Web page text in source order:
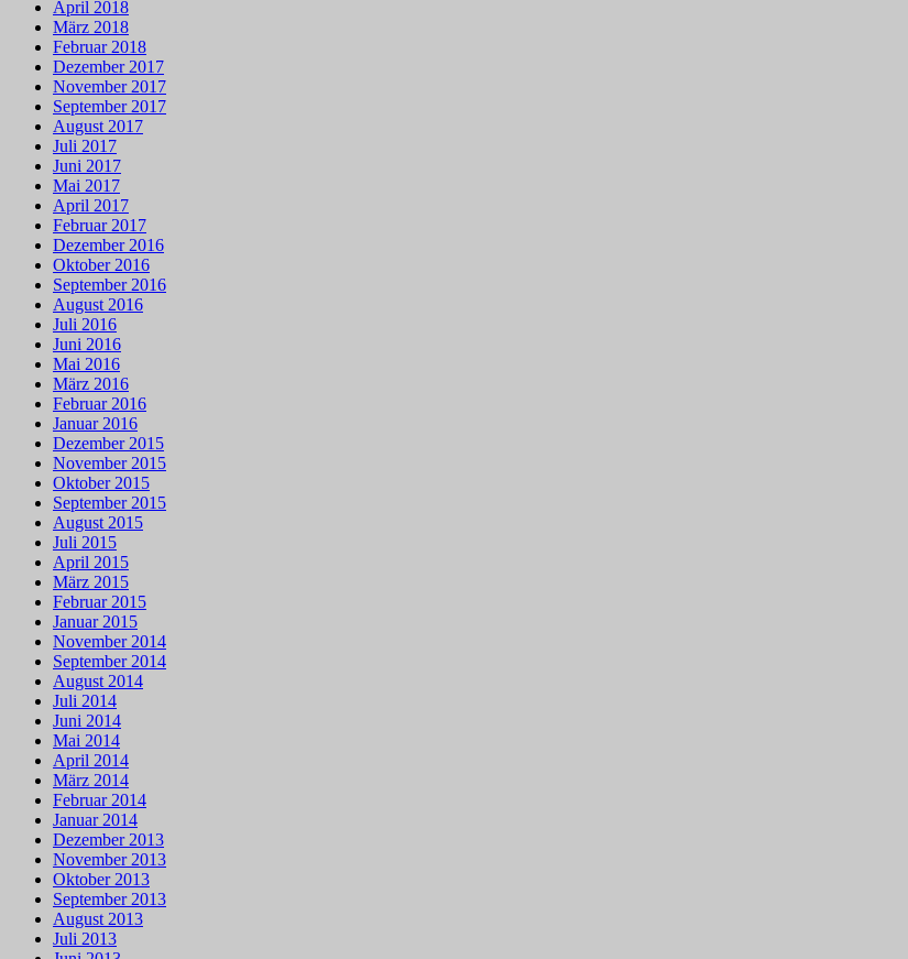
April 2018
März 2018
Februar 2018
Dezember 2017
November 2017
September 2017
August 2017
Juli 2017
Juni 2017
Mai 2017
April 2017
Februar 2017
Dezember 2016
Oktober 2016
September 2016
August 2016
Juli 2016
Juni 2016
Mai 2016
März 2016
Februar 2016
Januar 2016
Dezember 2015
November 2015
Oktober 2015
September 2015
August 2015
Juli 2015
April 2015
März 2015
Februar 2015
Januar 2015
November 2014
September 2014
August 2014
Juli 2014
Juni 2014
Mai 2014
April 2014
März 2014
Februar 2014
Januar 2014
Dezember 2013
November 2013
Oktober 2013
September 2013
August 2013
Juli 2013